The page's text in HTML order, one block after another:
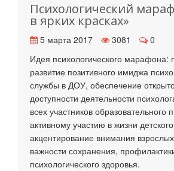
Психологический
в ярких красках»
5 марта 2017 3081
0
Идея психологического марафона:
развитие позитивного имиджа
службы в ДОУ, обеспечение
доступности деятельности
всех участников образовательного
активному участию в жизни
акцентирование внимания
важности сохранения,
психологического здоровья.